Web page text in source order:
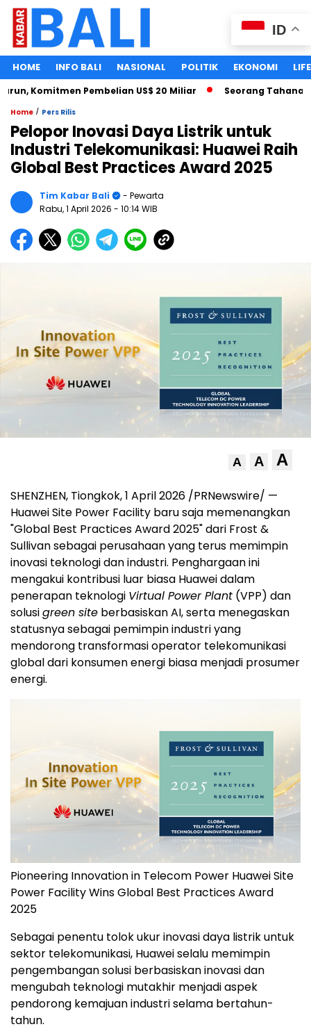
HOME INFO BALI NASIONAL POLITIK EKONOMI
Komitmen Pembelian US$ 20 Miliar Seorang Tahanan
Home / Pers Rilis
Pelopor Inovasi Daya Listrik untuk
Industri Telekomunikasi: Huawei Raih
Global Best Practices Award 2025
Tim Kabar Bali
- Pewarta
Rabu, 1 April 2026 - 10:14 WIB
A A A
SHENZHEN, Tiongkok, 1 April 2026 /PRNewswire/ —
Huawei Site Power Facility baru saja memenangkan
"Global Best Practices Award 2025" dari Frost &
Sullivan sebagai perusahaan yang terus memimpin
inovasi teknologi dan industri. Penghargaan ini
mengakui kontribusi luar biasa Huawei dalam
penerapan teknologi Virtual Power Plant (VPP) dan
solusigreen site berbasiskan AI, serta menegaskan
statusnya sebagai pemimpin industri yang
mendorong transformasi operator telekomunikasi
global dari konsumen energi biasa menjadi prosumer
energi.
Pioneering Innovation in Telecom Power Huawei Site
Power Facility Wins Global Best Practices Award
2025
Sebagai penentu tolok ukur inovasi daya listrik untuk
sektor telekomunikasi, Huawei selalu memimpin
pengembangan solusi berbasiskan inovasi dan
mengubah teknologi mutakhir menjadi aspek
pendorong kemajuan industri selama bertahun-
tahun.
ID